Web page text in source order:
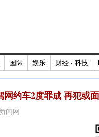
国际 娱乐 财经 · 科技
网约车2度罪成 再犯或
闻网